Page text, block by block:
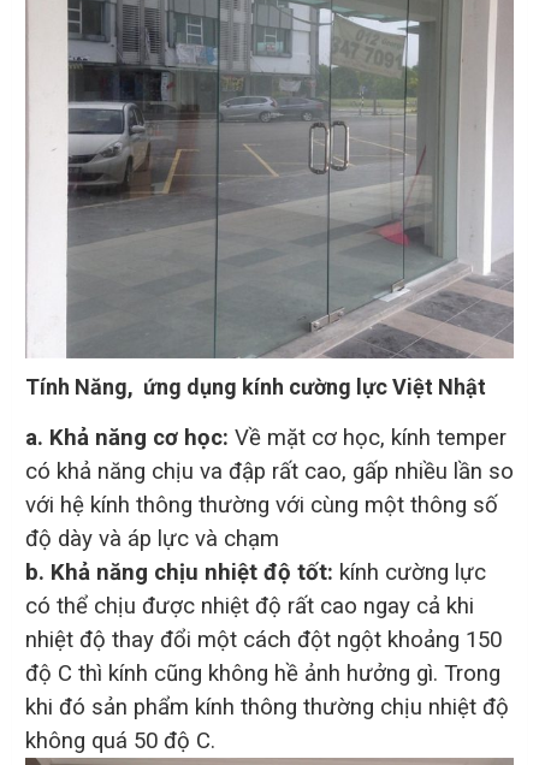
Tính Năng, ứng dụng kính cường lực Việt Nhật
a. Khả năng cơ học: Về mặt cơ học, kính temper
có khả năng chịu va đập rất cao, gấp nhiều lần so
với hệ kính thông thường với cùng một thông số
độ dày và áp lực và chạm
b. Khả năng chịu nhiệt độ tốt: kính cường lực
có thể chịu được nhiệt độ rất cao ngay cả khi
nhiệt độ thay đổi một cách đột ngột khoảng 150
độ C thì kính cũng không hề ảnh hưởng gì. Trong
khi đó sản phẩm kính thông thường chịu nhiệt độ
không quá 50 độ C.